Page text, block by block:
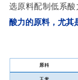
选原料配制低系
酸力的原料，尤其